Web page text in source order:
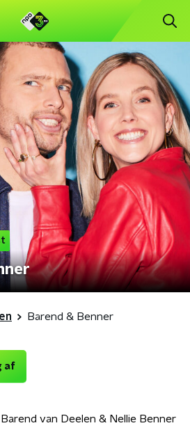
Barend & Benner
af
Barend van Deelen & Nellie Benner